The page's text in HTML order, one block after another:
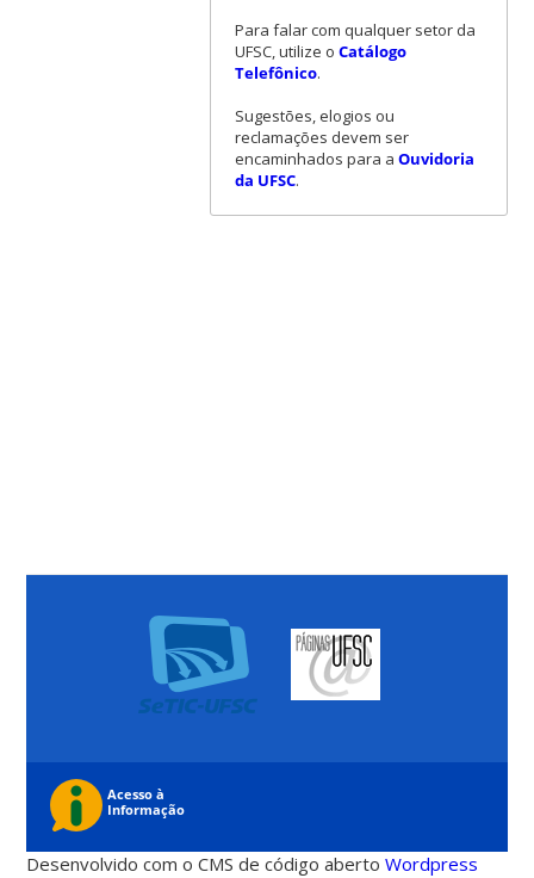
Para falar com qualquer setor da
UFSC, utilize o Catálogo
Telefônico.
Sugestões, elogios ou
reclamações devem ser
encaminhados para a Ouvidoria
da UFSC.
Desenvolvido com o CMS de código abertoWordpress